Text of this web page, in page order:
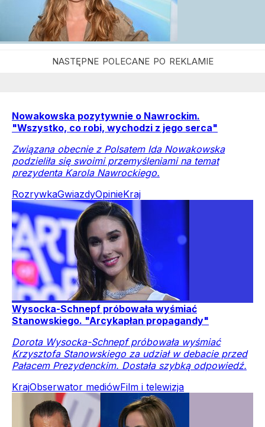
Nowakowska pozytywnie o Nawrockim.
"Wszystko, co robi, wychodzi z jego serca"
Związana obecnie z Polsatem Ida Nowakowska
podzieliła się swoimi przemyśleniami na temat
prezydenta Karola Nawrockiego.
RozrywkaGwiazdyOpinieKraj
Wysocka-Schnepf próbowała wyśmiać
Stanowskiego. "Arcykapłan propagandy"
Dorota Wysocka-Schnepf próbowała wyśmiać
Krzysztofa Stanowskiego za udział w debacie przed
Pałacem Prezydenckim. Dostała szybką odpowiedź.
KrajObserwator mediówFilm i telewizja